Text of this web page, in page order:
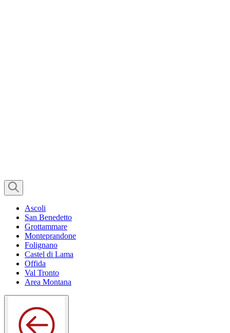
Ascoli
San Benedetto
Grottammare
Monteprandone
Folignano
Castel di Lama
Offida
Val Tronto
Area Montana